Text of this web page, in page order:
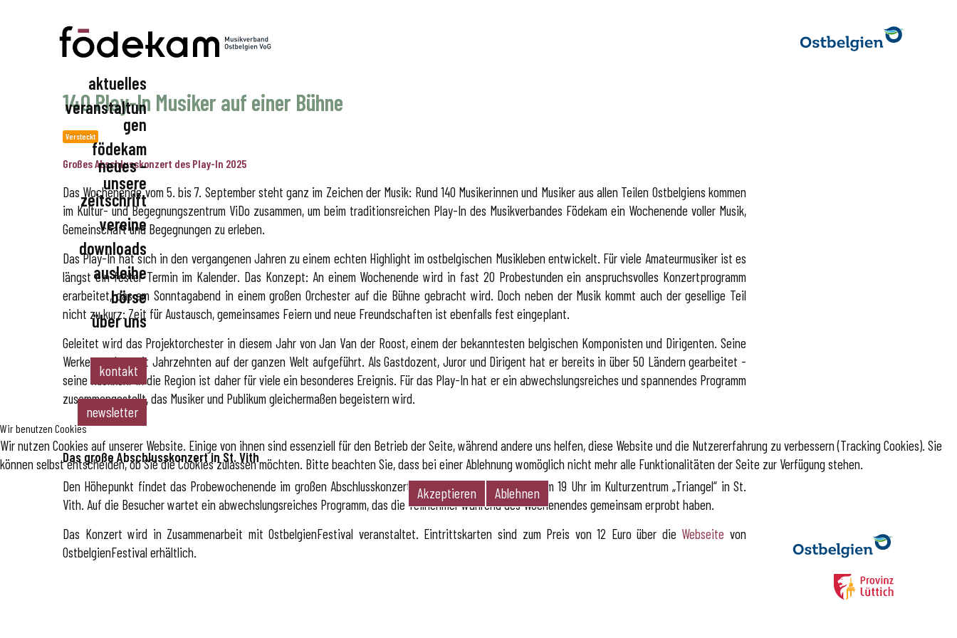
Födekam Ostbelgien
aktuelles
veranstaltun
gen
födekam
vereinsveranstaltu
ngen
födekam
neues -
unsere
zeitschrift
vereine
beratungsservice
generalversammlu
ng
aktuelles
chöre
instrumentalense
mbles
musikvereine
spielmannszüge &
drumbands
downloads
ausleihe
börse
allgemeines
alle instrumente
preisliste
über uns
team & vorstand
partner
kontakt
newsletter
140 Play-In Musiker auf einer Bühne
Versteckt
Großes Abschlusskonzert des Play-In 2025
Das Wochenende vom 5. bis 7. September steht ganz im Zeichen der Musik: Rund 140 Musikerinnen und Musiker aus allen Teilen Ostbelgiens kommen
im Kultur- und Begegnungszentrum ViDo zusammen, um beim traditionsreichen Play-In des Musikverbandes Födekam ein Wochenende voller Musik,
Gemeinschaft und Begegnungen zu erleben.
Das Play-In hat sich in den vergangenen Jahren zu einem echten Highlight im ostbelgischen Musikleben entwickelt. Für viele Amateurmusiker ist es
längst ein fester Termin im Kalender. Das Konzept: An einem Wochenende wird in fast 20 Probestunden ein anspruchsvolles Konzertprogramm
erarbeitet, das am Sonntagabend in einem großen Orchester auf die Bühne gebracht wird. Doch neben der Musik kommt auch der gesellige Teil
nicht zu kurz: Zeit für Austausch, gemeinsames Feiern und neue Freundschaften ist ebenfalls fest eingeplant.
Geleitet wird das Projektorchester in diesem Jahr von Jan Van der Roost, einem der bekanntesten belgischen Komponisten und Dirigenten. Seine
Werke werden seit Jahrzehnten auf der ganzen Welt aufgeführt. Als Gastdozent, Juror und Dirigent hat er bereits in über 50 Ländern gearbeitet -
seine Rückkehr in die Region ist daher für viele ein besonderes Ereignis. Für das Play-In hat er ein abwechslungsreiches und spannendes Programm
zusammengestellt, das Musiker und Publikum gleichermaßen begeistern wird.
Das große Abschlusskonzert in St. Vith
Den Höhepunkt findet das Probewochenende im großen Abschlusskonzert am Sonntag, 7. September um 19 Uhr im Kulturzentrum „Triangel“ in St.
Vith. Auf die Besucher wartet ein abwechslungsreiches Programm, das die Teilnehmer während des Wochenendes gemeinsam erprobt haben.
Das Konzert wird in Zusammenarbeit mit OstbelgienFestival veranstaltet. Eintrittskarten sind zum Preis von 12 Euro über die Webseite von
OstbelgienFestival erhältlich.
Wir benutzen Cookies
Wir nutzen Cookies auf unserer Website. Einige von ihnen sind essenziell für den Betrieb der Seite, während andere uns helfen, diese Website und die Nutzererfahrung zu verbessern (Tracking Cookies). Sie
können selbst entscheiden, ob Sie die Cookies zulassen möchten. Bitte beachten Sie, dass bei einer Ablehnung womöglich nicht mehr alle Funktionalitäten der Seite zur Verfügung stehen.
Akzeptieren Ablehnen